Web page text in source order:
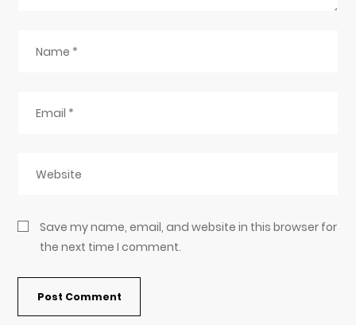
Save my name, email, and website in this browser for
the next time I comment.